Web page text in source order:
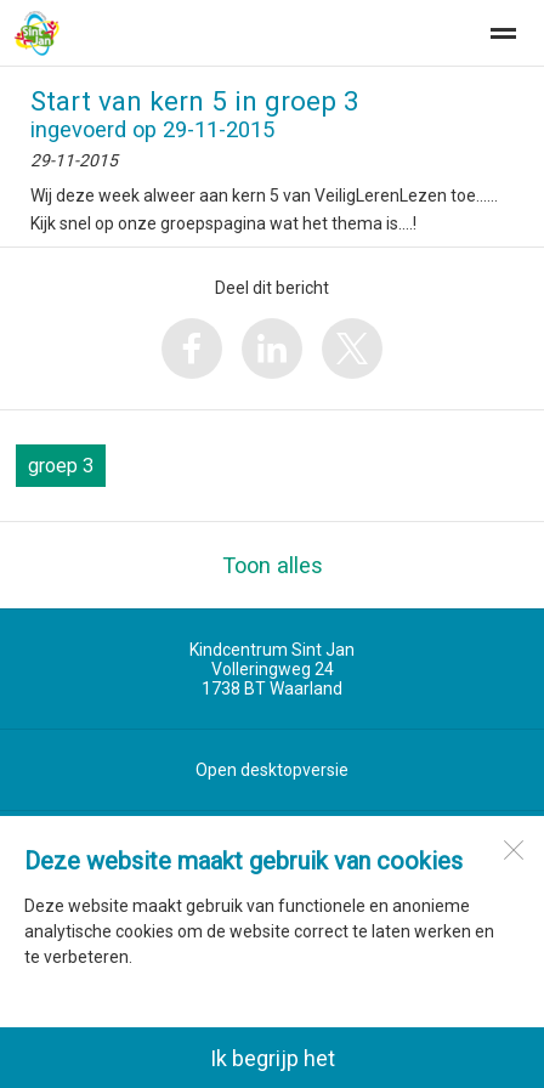
Home Zoeken Nieuws Agenda
Deze website maakt gebruik van cookies
Deze website maakt gebruik van functionele en anonieme
analytische cookies om de website correct te laten werken en
te verbeteren.
Ik begrijp het
Start van kern 5 in groep 3
ingevoerd op 29-11-2015
29-11-2015
Wij deze week alweer aan kern 5 van VeiligLerenLezen toe......
Kijk snel op onze groepspagina wat het thema is....!
Deel dit bericht
groep 3
Toon alles
Kindcentrum Sint Jan
Volleringweg 24
1738 BTWaarland
Open desktopversie